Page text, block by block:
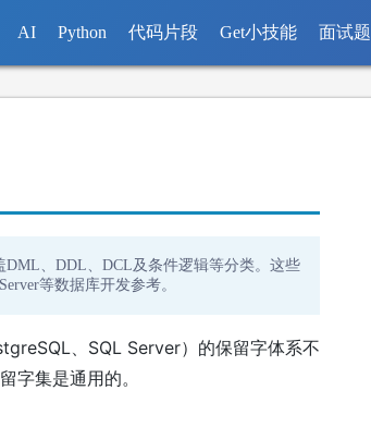
AI Python 代码片段 Get小技能 面试题
、DDL、DCL及条件逻辑等分类。这些
等数据库开发参考。
、SQL Server）的保留字体系不
字集是通用的。